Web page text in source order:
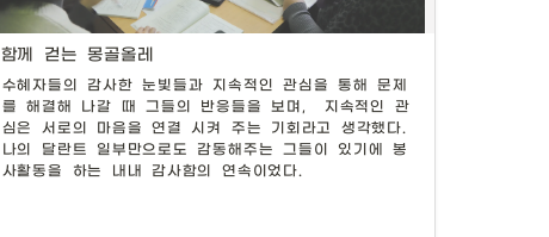
현지 마을주민들에게 한국어교육 진행 중
함께 걷는 몽골올레
수혜자들의 감사한 눈빛들과 지속적인 관심을 통해 문제
를 해결해 나갈 때 그들의 반응들을 보며,  지속적인 관
심은 서로의 마음을 연결 시켜 주는 기회라고 생각했다.
나의 달란트 일부만으로도 감동해주는 그들이 있기에 봉
사활동을 하는 내내 감사함의 연속이었다.